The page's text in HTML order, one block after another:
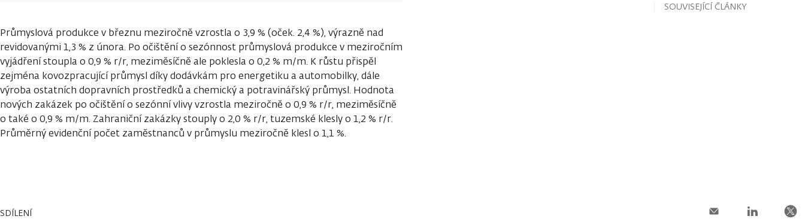
Průmyslová produkce v březnu meziročně vzrostla o 3,9 % (oček. 2,4 %), výrazně nad
revidovanými 1,3 % z února. Po očištění o sezónnost průmyslová produkce v meziročním
vyjádření stoupla o 0,9 % r/r, meziměsíčně ale poklesla o 0,2 % m/m. K růstu přispěl
zejména kovozpracující průmysl díky dodávkám pro energetiku a automobilky, dále
výroba ostatních dopravních prostředků a chemický a potravinářský průmysl. Hodnota
nových zakázek po očištění o sezónní vlivy vzrostla meziročně o 0,9 % r/r, meziměsíčně
o také o 0,9 % m/m. Zahraniční zakázky stouply o 2,0 % r/r, tuzemské klesly o 1,2 % r/r.
Průměrný evidenční počet zaměstnanců v průmyslu meziročně klesl o 1,1 %.
SOUVISEJÍCÍ ČLÁNKY
SDÍLENÍ